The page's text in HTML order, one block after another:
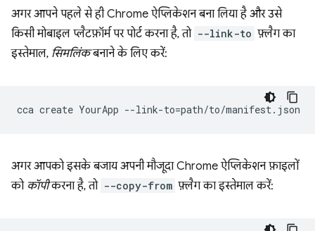
अगर आपने पहले से ही Chrome ऐप्लिकेशन बना लिया है और उसे
किसी मोबाइल प्लैटफ़ॉर्म पर पोर्ट करना है, तो --link-to फ़्लैग का
इस्तेमाल, सिमलिंकबनाने के लिए करें:
cca create YourApp --link-to=
अगर आपको इसके बजाय अपनी मौजूदा Chrome ऐप्लिकेशन फ़ाइलों
को कॉपीकरना है, तो --copy-from फ़्लैग का इस्तेमाल करें: